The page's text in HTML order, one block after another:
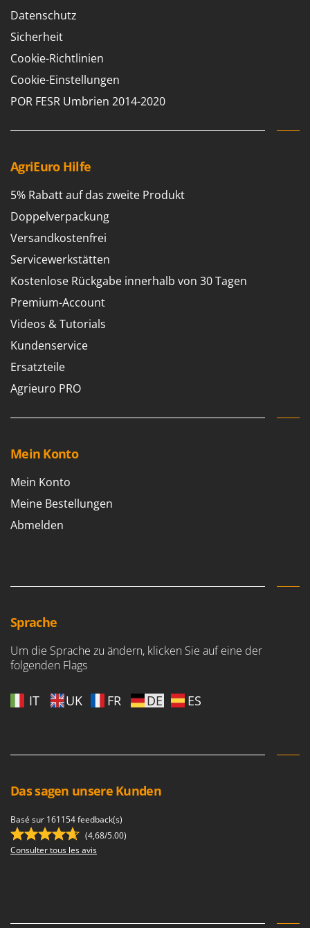
W
Wasserpumpen
Wasserpumpen für Traktoren
Wein- und Obstpressen
Wein- und Ölschichtenfilter
Wippsägen
Z
Zerstäuber
Zinkeneggen
Zubehör für Rasentraktoren
KitchenAid
Komo
L
Lampacrescia - MGM
LAR Casalinghi
Linea VZ
Lisam
Lotusgrill
M
M.A.I.BO.
Macom
Macte Ovens
Makita
MAMMAMIA
Marcato
Marina Systems
Mastercook
Michelin
Mille
Minox
MOSA
Mowox
MTD
N
New O.M.R.A.
Novatec
NuAir
NuovaFac
O
Officine Savioli
OMA
Datenschutz
Sicherheit
Cookie-Richtlinien
Cookie-Einstellungen
POR FESR Umbrien 2014-2020
AgriEuro Hilfe
5% Rabatt auf das zweite Produkt
Doppelverpackung
Versandkostenfrei
Servicewerkstätten
Kostenlose Rückgabe innerhalb von 30 Tagen
Premium-Account
Videos & Tutorials
Kundenservice
Ersatzteile
Agrieuro PRO
Mein Konto
Mein Konto
Meine Bestellungen
Abmelden
Sprache
Um die Sprache zu ändern, klicken Sie auf eine der
folgenden Flags
IT UK FR DE ES
Das sagen unsere Kunden
Basé sur 161154 feedback(s)
(4,68/5.00)
Consulter tous les avis